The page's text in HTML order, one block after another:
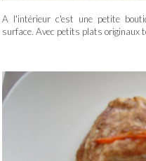
A l'intérieur c'est une petite
surface. Avec petits plats originaux